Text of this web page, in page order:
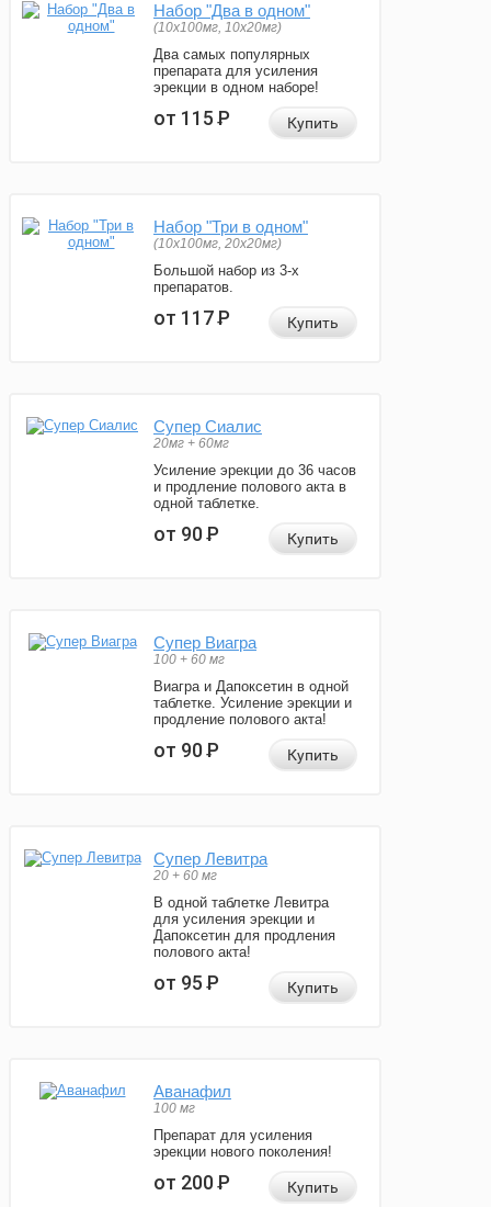
Набор "Два в одном"
(10x100мг, 10x20мг)
Два самых популярных
препарата для усиления
эрекции в одном наборе!
от 115Р Купить
Набор "Три в одном"
(10x100мг, 20x20мг)
Большой набор из 3-х
препаратов.
от 117Р Купить
Супер Сиалис
20мг + 60мг
Усиление эрекции до 36 часов
и продление полового акта в
одной таблетке.
от 90Р Купить
Супер Виагра
100 + 60 мг
Виагра и Дапоксетин в одной
таблетке. Усиление эрекции и
продление полового акта!
от 90Р Купить
Супер Левитра
20 + 60 мг
В одной таблетке Левитра
для усиления эрекции и
Дапоксетин для продления
полового акта!
от 95Р Купить
Аванафил
100 мг
Препарат для усиления
эрекции нового поколения!
от 200Р Купить